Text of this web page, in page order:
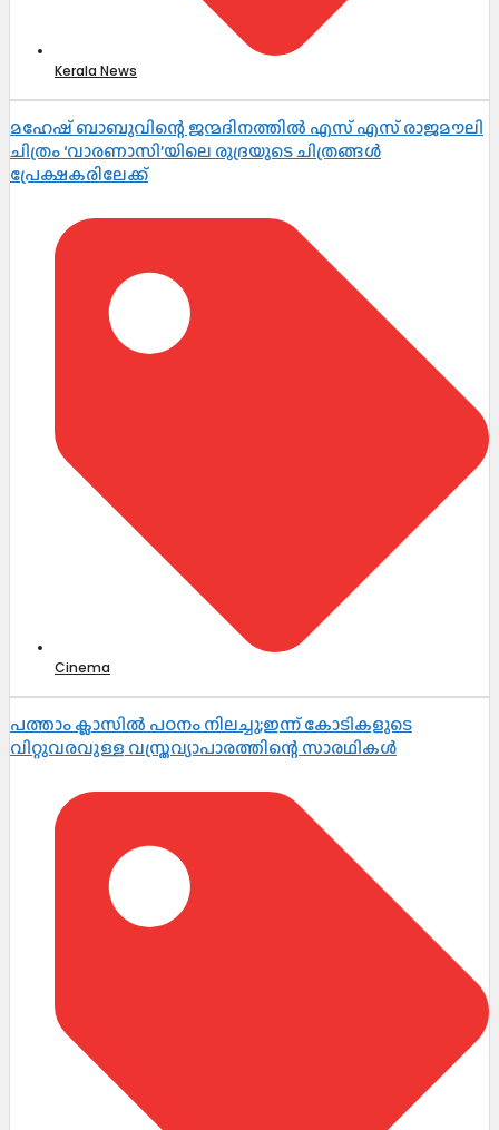
Kerala News
മഹേഷ് ബാബുവിന്റെ ജന്മദിനത്തിൽ എസ് എസ് രാജമൗലി
ചിത്രം ‘വാരണാസി’യിലെ രുദ്രയുടെ ചിത്രങ്ങൾ
പ്രേക്ഷകരിലേക്ക്
Cinema
പത്താം ക്ലാസിൽ പഠനം നിലച്ചു;ഇന്ന് കോടികളുടെ
വിറ്റുവരവുള്ള വസ്ത്രവ്യാപാരത്തിന്റെ സാരഥികൾ